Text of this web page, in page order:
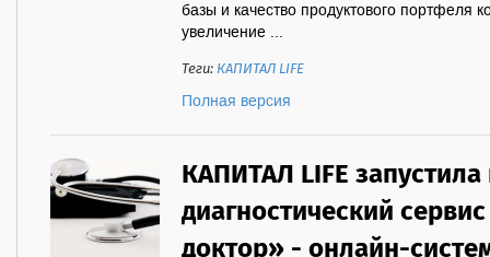
базы и качество продуктового портфеля
увеличение ...
Теги:КАПИТАЛ LIFE
Полная версия
КАПИТАЛ LIFE
диагностический